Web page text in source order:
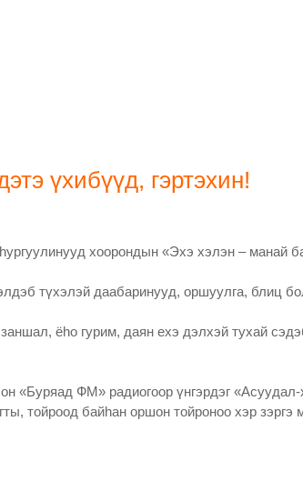
үхибүүд, гэртэхин!
хоорондын «Эхэ хэлэн – манай
түхэлэй даабаринууд, оршуулга, блиц
ёһо гурим, даян ехэ дэлхэй тухай
«Буряад ФМ» радиогоор үнгэрдэг
тойроод байһан оршон тойроноо хэр зэргэ